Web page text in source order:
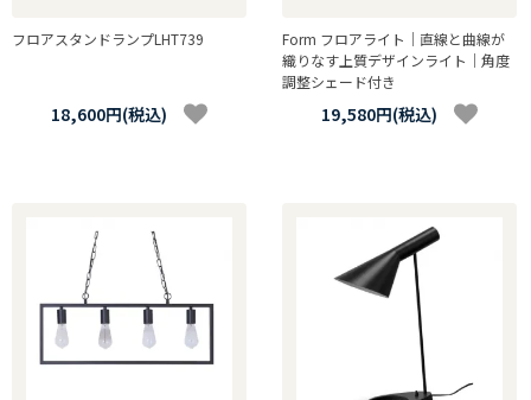
フロアスタンドランプLHT739
18,600円(税込)
Form フロアライト｜直線と曲線が
織りなす上質デザインライト｜角度
調整シェード付き
19,580円(税込)